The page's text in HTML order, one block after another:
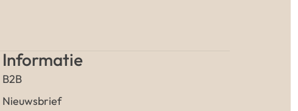
Informatie
B2B
Nieuwsbrief